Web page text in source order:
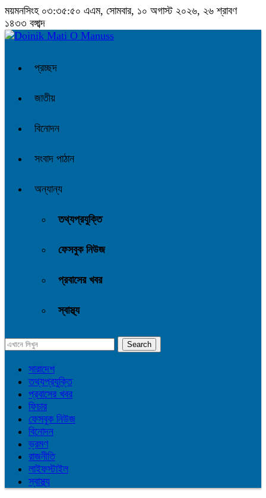
ময়মনসিংহ ০৩:৩৫:৫১ এএম, সোমবার, ১০ অগাস্ট ২০২৬, ২৬ শ্রাবণ ১৪৩৩
বঙ্গাব্দ
প্রচ্ছদ
জাতীয়
বিনোদন
সংবাদ পাঠান
অন্যান্য
তথ্যপ্রযুক্তি
ফেসবুক নিউজ
প্রবাসের খবর
স্বাস্থ্য
সারাদেশ
তথ্যপ্রযুক্তি
প্রবাসের খবর
ফিচার
ফেসবুক নিউজ
বিনোদন
ভ্রমণ
রাজনীতি
লাইফস্টাইল
স্বাস্থ্য